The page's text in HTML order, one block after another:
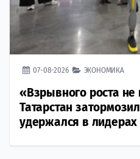
07-08-2026 ЭКОНОМИКА
«Взрывного роста
Татарстан
удержался в